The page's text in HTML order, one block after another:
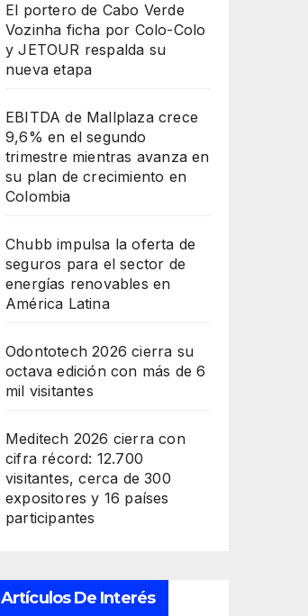
El portero de Cabo Verde
Vozinha ficha por Colo-Colo
y JETOUR respalda su
nueva etapa
EBITDA de Mallplaza crece
9,6% en el segundo
trimestre mientras avanza en
su plan de crecimiento en
Colombia
Chubb impulsa la oferta de
seguros para el sector de
energías renovables en
América Latina
Odontotech 2026 cierra su
octava edición con más de 6
mil visitantes
Meditech 2026 cierra con
cifra récord: 12.700
visitantes, cerca de 300
expositores y 16 países
participantes
Artículos De Interés